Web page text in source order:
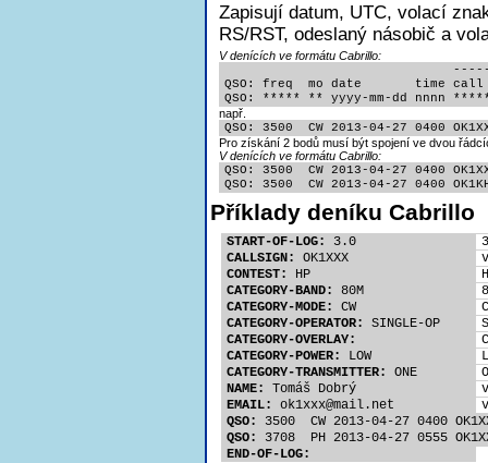
Zapisují datum, UTC, volací
RS/RST, odeslaný násobič a
V denících ve formátu Cabrillo:
QSO: freq  mo date       time
QSO: ***** ** yyyy-mm-dd nnnn
např.
QSO: 3500  CW 2013-04-27 0400
Pro získání 2 bodů musí být spojení ve dvou
V denících ve formátu Cabrillo:
QSO: 3500  CW 2013-04-27 0400
QSO: 3500  CW 2013-04-27 0400
Příklady deníku Cabrillo
START-OF-LOG: 3.0
CALLSIGN:
OK1XXX
CONTEST:
HP
CATEGORY-BAND:
80M
CATEGORY-MODE:
CW
CATEGORY-OPERATOR:
SINGLE-OP
CATEGORY-OVERLAY:
CATEGORY-POWER:
LOW
CATEGORY-TRANSMITTER:
ONE
NAME:
Tomáš Dobrý
EMAIL:
ok1xxx@mail.net
QSO:
3500  CW 2013-04-27 0400
QSO:
3708  PH 2013-04-27 0555
END-OF-LOG: